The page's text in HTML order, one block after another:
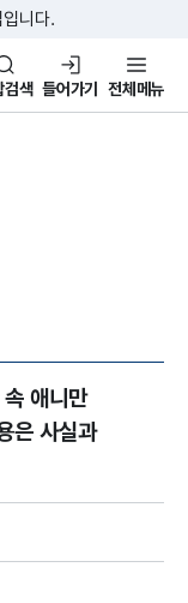
기
가기
니다.
께 행복
검색 들어가기 전체메뉴
애니만
은 사실과